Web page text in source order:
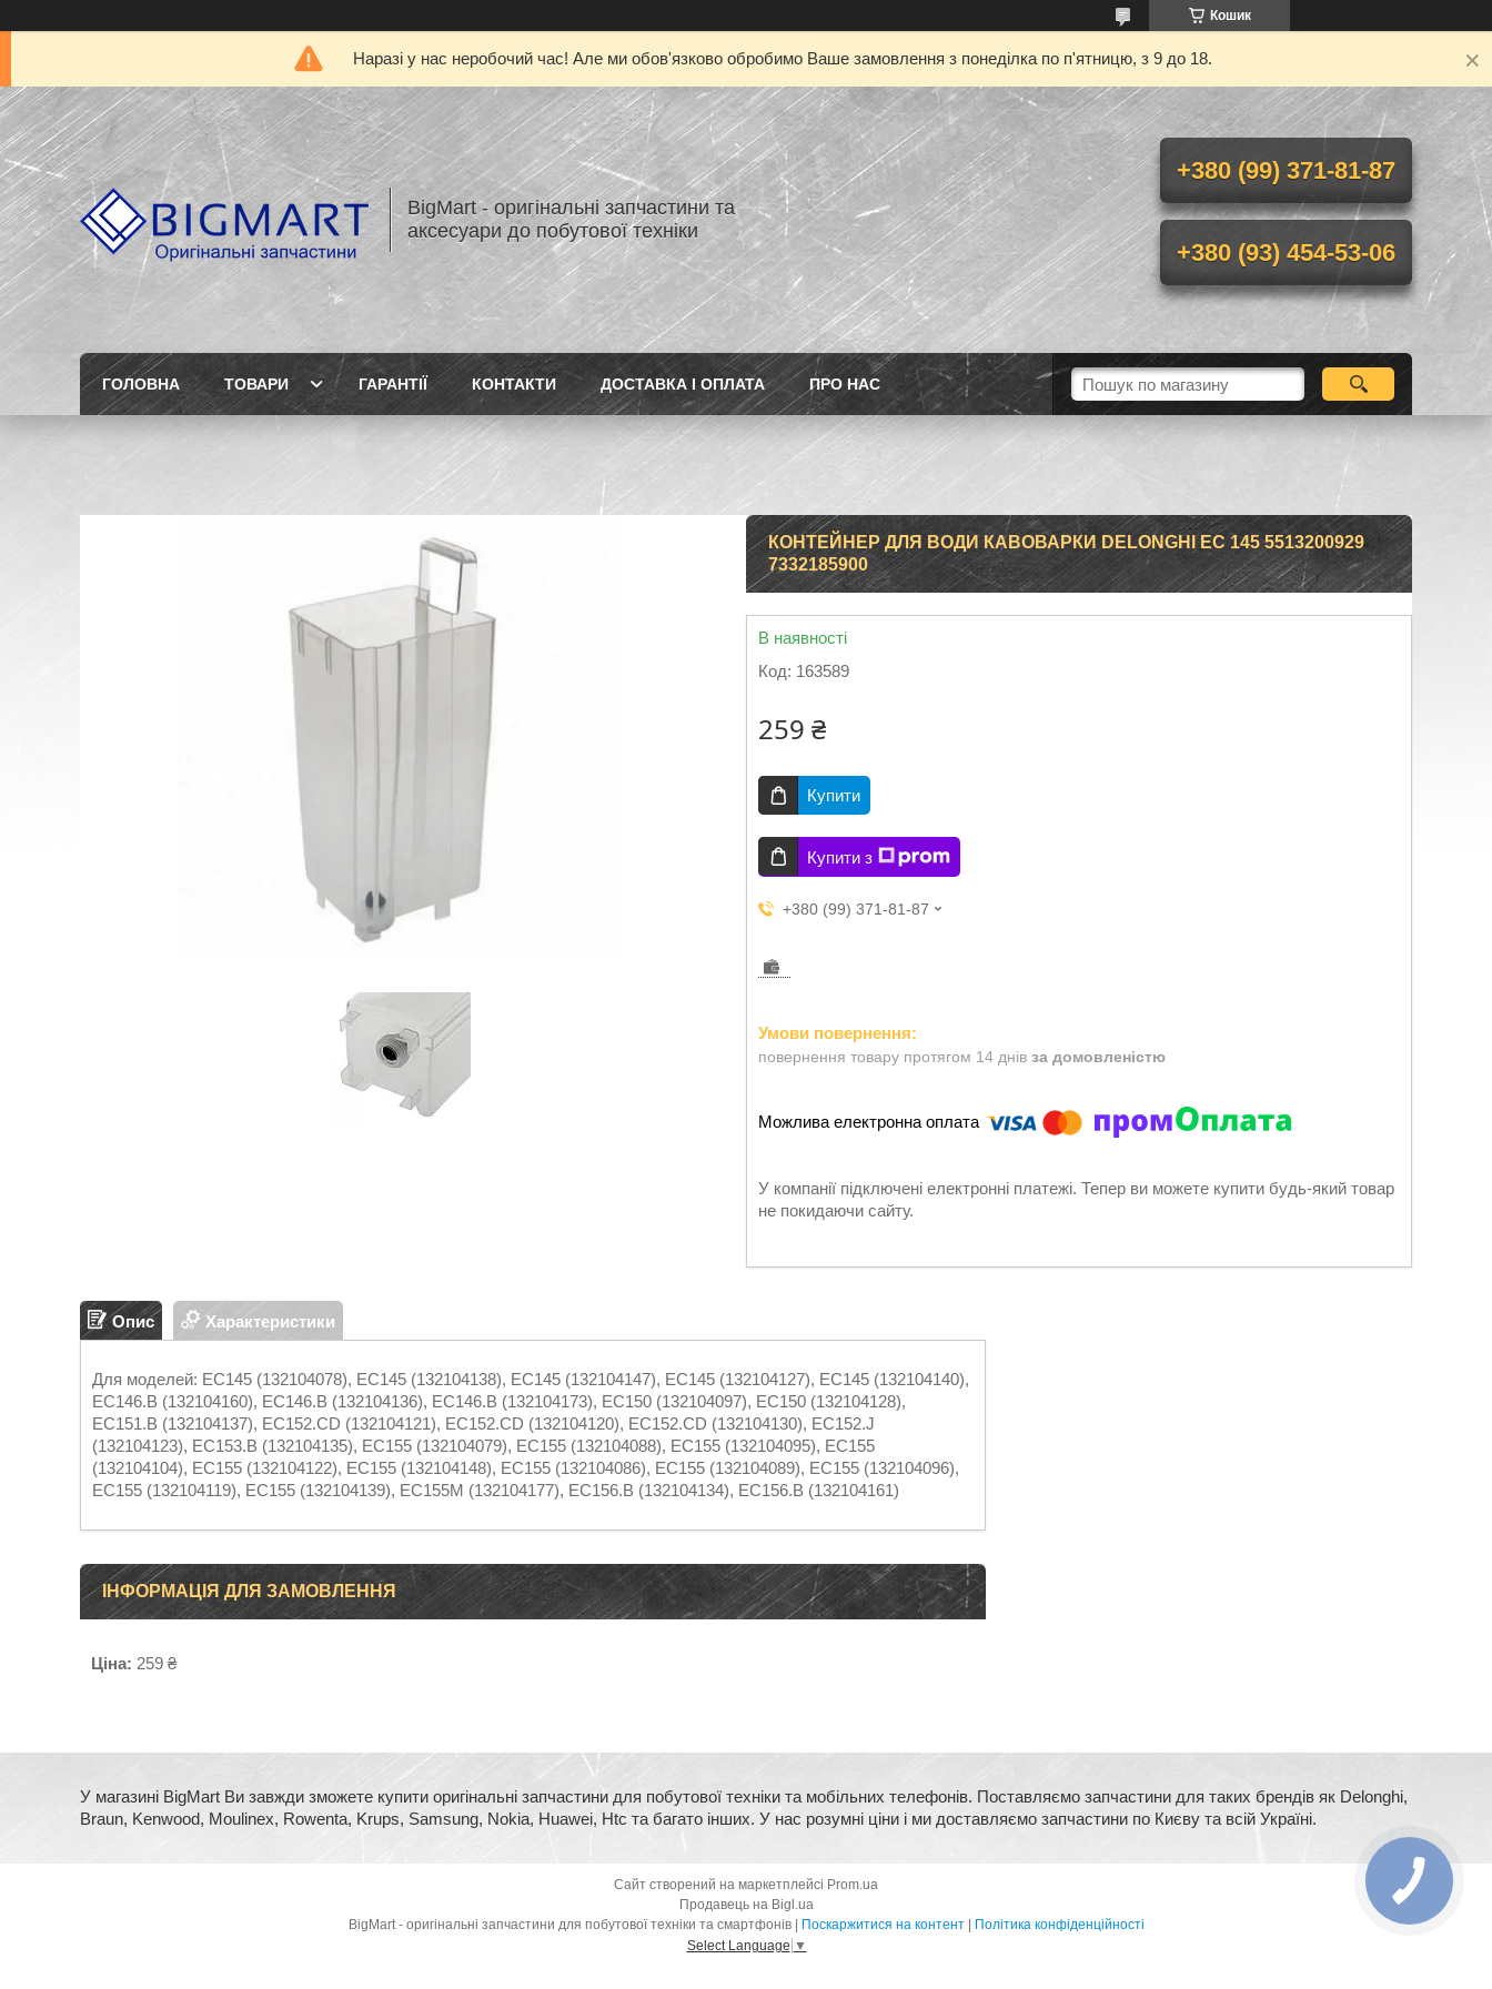
Кошик
Наразі у нас неробочий час! Але ми обов'язково обробимо Ваше замовлення з понеділка по п'ятницю, з 9 до 18.
BigMart - оригінальні запчастини та
аксесуари до побутової техніки
+380 (99) 371-81-87
+380 (93) 454-53-06
ГОЛОВНА ТОВАРИ ГАРАНТІЇ КОНТАКТИ ДОСТАВКА І ОПЛАТА ПРО НАС
КОНТЕЙНЕР ДЛЯ ВОДИ КАВОВАРКИ DELONGHI EC 145 5513200929
7332185900
В наявності
Код: 163589
259 ₴
Купити
Купити з
+380 (99) 371-81-87
повернення товару протягом 14 днів за домовленістю
У компанії підключені електронні платежі. Тепер ви можете купити будь-який товар
не покидаючи сайту.
Опис Характеристики
Для моделей: EC145 (132104078), EC145 (132104138), EC145 (132104147), EC145 (132104127), EC145 (132104140),
EC146.B (132104160), EC146.B (132104136), EC146.B (132104173), EC150 (132104097), EC150 (132104128),
EC151.B (132104137), EC152.CD (132104121), EC152.CD (132104120), EC152.CD (132104130), EC152.J
(132104123), EC153.B (132104135), EC155 (132104079), EC155 (132104088), EC155 (132104095), EC155
(132104104), EC155 (132104122), EC155 (132104148), EC155 (132104086), EC155 (132104089), EC155 (132104096),
EC155 (132104119), EC155 (132104139), EC155M (132104177), EC156.B (132104134), EC156.B (132104161)
ІНФОРМАЦІЯ ДЛЯ ЗАМОВЛЕННЯ
Ціна: 259 ₴
У магазині BigMart Ви завжди зможете купити оригінальні запчастини для побутової техніки та мобільних телефонів. Поставляємо запчастини для таких брендів як Delonghi,
Braun, Kenwood, Moulinex, Rowenta, Krups, Samsung, Nokia, Huawei, Htc та багато інших. У нас розумні ціни і ми доставляємо запчастини по Києву та всій Україні.
Сайт створений на маркетплейсі Prom.ua
Продавець на Bigl.ua
Поскаржитися на контент
Політика конфіденційності
Select Language ▼